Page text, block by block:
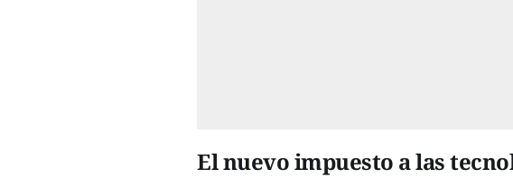
El nuevo impuesto a las